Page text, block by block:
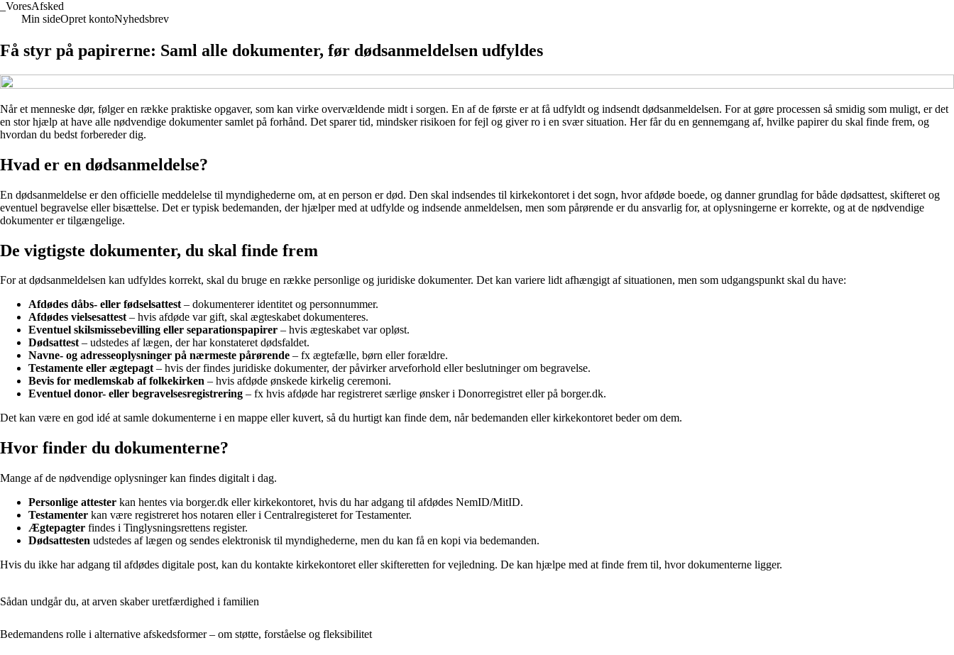
VoresAfsked
Min sideOpret kontoNyhedsbrev
Få styr på papirerne: Saml alle dokumenter, før dødsanmeldelsen udfyldes
Når et menneske dør, følger en række praktiske opgaver, som kan virke overvældende midt i sorgen. En af de første er at få udfyldt og indsendt dødsanmeldelsen. For at gøre processen så smidig som muligt, er det
en stor hjælp at have alle nødvendige dokumenter samlet på forhånd. Det sparer tid, mindsker risikoen for fejl og giver ro i en svær situation. Her får du en gennemgang af, hvilke papirer du skal finde frem, og
hvordan du bedst forbereder dig.
Hvad er en dødsanmeldelse?
En dødsanmeldelse er den officielle meddelelse til myndighederne om, at en person er død. Den skal indsendes til kirkekontoret i det sogn, hvor afdøde boede, og danner grundlag for både dødsattest, skifteret og
eventuel begravelse eller bisættelse. Det er typisk bedemanden, der hjælper med at udfylde og indsende anmeldelsen, men som pårørende er du ansvarlig for, at oplysningerne er korrekte, og at de nødvendige
dokumenter er tilgængelige.
De vigtigste dokumenter, du skal finde frem
For at dødsanmeldelsen kan udfyldes korrekt, skal du bruge en række personlige og juridiske dokumenter. Det kan variere lidt afhængigt af situationen, men som udgangspunkt skal du have:
Afdødes dåbs- eller fødselsattest– dokumenterer identitet og personnummer.
Afdødes vielsesattest– hvis afdøde var gift, skal ægteskabet dokumenteres.
Eventuel skilsmissebevilling eller separationspapirer – hvis ægteskabet var opløst.
Dødsattest– udstedes af lægen, der har konstateret dødsfaldet.
Navne- og adresseoplysninger på nærmeste pårørende – fx ægtefælle, børn eller forældre.
Testamente eller ægtepagt– hvis der findes juridiske dokumenter, der påvirker arveforhold eller beslutninger om begravelse.
Bevis for medlemskab af folkekirken – hvis afdøde ønskede kirkelig ceremoni.
Eventuel donor- eller begravelsesregistrering – fx hvis afdøde har registreret særlige ønsker i Donorregistret eller på borger.dk.
Det kan være en god idé at samle dokumenterne i en mappe eller kuvert, så du hurtigt kan finde dem, når bedemanden eller kirkekontoret beder om dem.
Hvor finder du dokumenterne?
Mange af de nødvendige oplysninger kan findes digitalt i dag.
Personlige attester kan hentes via borger.dk eller kirkekontoret, hvis du har adgang til afdødes NemID/MitID.
Testamenter kan være registreret hos notaren eller i Centralregisteret for Testamenter.
Ægtepagter findes i Tinglysningsrettens register.
Dødsattesten udstedes af lægen og sendes elektronisk til myndighederne, men du kan få en kopi via bedemanden.
Hvis du ikke har adgang til afdødes digitale post, kan du kontakte kirkekontoret eller skifteretten for vejledning. De kan hjælpe med at finde frem til, hvor dokumenterne ligger.
Sådan undgår du, at arven skaber uretfærdighed i familien
Bedemandens rolle i alternative afskedsformer – om støtte, forståelse og fleksibilitet